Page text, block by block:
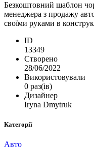
Безкоштовний шаблон
менеджера з продажу
своїми руками в
ID
13349
Створено
28/06/2022
Використовували
0 раз(ів)
Дизайнер
Iryna Dmytruk
Категорії
Авто